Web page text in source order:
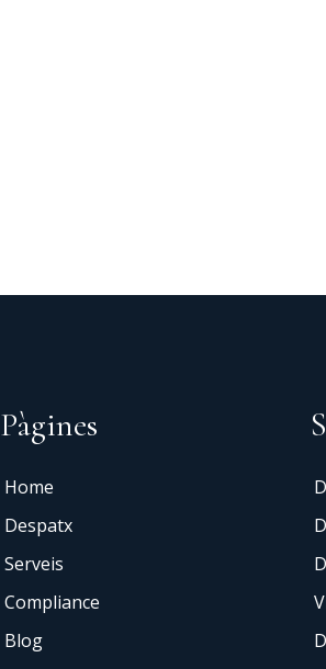
Pàgines
Home
Despatx
Serveis
Compliance
Blog